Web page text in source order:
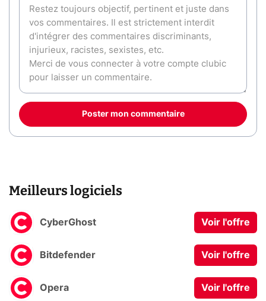
Poster mon commentaire
Meilleurs logiciels
CyberGhost Voir l'offre
Bitdefender Voir l'offre
Opera Voir l'offre